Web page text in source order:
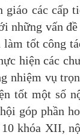
giáo các cấp
những vấn
làm tốt công
hiện các
vụ
tốt một số
góp phần
khóa XII,